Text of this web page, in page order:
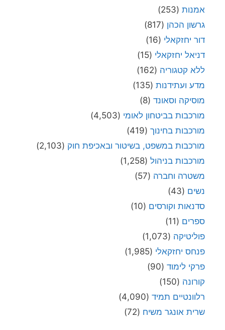
אמנות (253)
גרשון הכהן (817)
דור יחזקאלי (16)
דניאל יחזקאלי (15)
ללא קטגוריה (162)
מדע ועתידנות (135)
מוסיקה וסאונד (8)
מורכבות בביטחון לאומי (4,503)
מורכבות בחינוך (419)
מורכבות במשפט, בשיטור ובאכיפת חוק (2,103)
מורכבות בניהול (1,258)
משטרה וחברה (57)
נשים (43)
סדנאות וקורסים (10)
ספרים (11)
פוליטיקה (1,073)
פנחס יחזקאלי (1,985)
פרקי לימוד (90)
קורונה (150)
רלוונטיים תמיד (4,090)
שרית אונגר משיח (72)